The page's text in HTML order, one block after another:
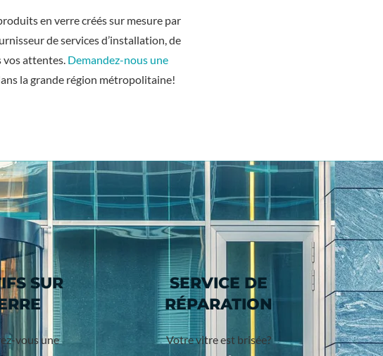
en verre créés sur mesure par
de services d’installation, de
attentes. Demandez-nous une
la grande région métropolitaine!
SUR
vous une
SERVICE DE
RÉPARATION
Votre vitre est brisée?